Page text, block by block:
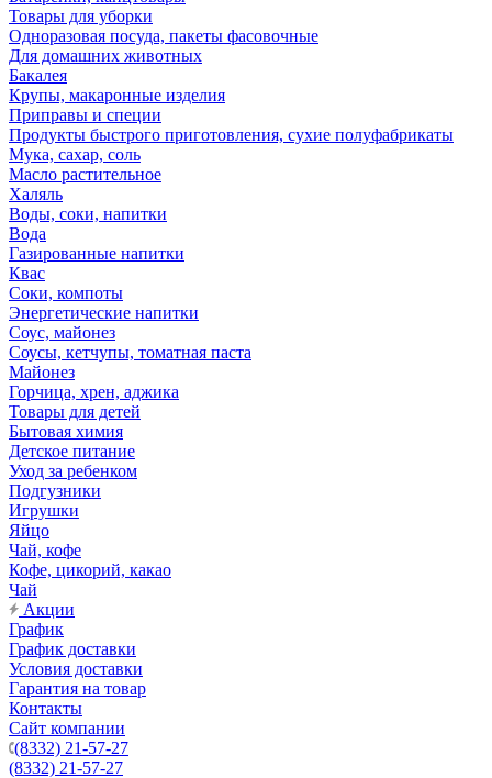
Товары для уборки
Одноразовая посуда, пакеты фасовочные
Для домашних животных
Бакалея
Крупы, макаронные изделия
Приправы и специи
Продукты быстрого приготовления, сухие полуфабрикаты
Мука, сахар, соль
Масло растительное
Халяль
Воды, соки, напитки
Вода
Газированные напитки
Квас
Соки, компоты
Энергетические напитки
Соус, майонез
Соусы, кетчупы, томатная паста
Майонез
Горчица, хрен, аджика
Товары для детей
Бытовая химия
Детское питание
Уход за ребенком
Подгузники
Игрушки
Яйцо
Чай, кофе
Кофе, цикорий, какао
Чай
Акции
График
График доставки
Условия доставки
Гарантия на товар
Контакты
Сайт компании
(8332) 21-57-27
(8332) 21-57-27